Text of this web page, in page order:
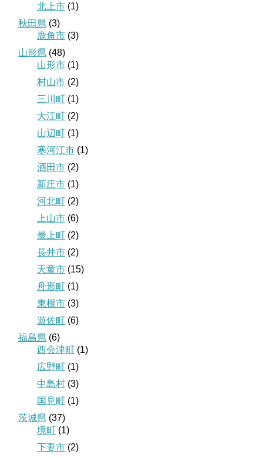
北上市 (1)
秋田県 (3)
鹿角市 (3)
山形県 (48)
山形市 (1)
村山市 (2)
三川町 (1)
大江町 (2)
山辺町 (1)
寒河江市 (1)
酒田市 (2)
新庄市 (1)
河北町 (2)
上山市 (6)
最上町 (2)
長井市 (2)
天童市 (15)
舟形町 (1)
東根市 (3)
遊佐町 (6)
福島県 (6)
西会津町 (1)
広野町 (1)
中島村 (3)
国見町 (1)
茨城県 (37)
境町 (1)
下妻市 (2)